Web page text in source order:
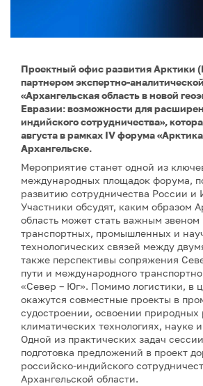
Проектный офис развития Арктики
партнером экспертно-
«Архангельская область в новой
Евразии: возможности для
индийского сотрудничества»,
августа в рамках IV форума
Архангельске.
Мероприятие станет одной из
международных площадок форума,
развитию сотрудничества России и
Участники обсудят, каким образом
область может стать важным звеном
транспортных, промышленных и
технологических связей между
также перспективы сопряжения
пути и международного
«Север – Юг». Помимо логистики, в
окажутся совместные проекты в
судостроении, освоении природных
климатических технологиях, науке
Одной из практических задач
подготовка предложений в проект
российско-индийского
Архангельской области.